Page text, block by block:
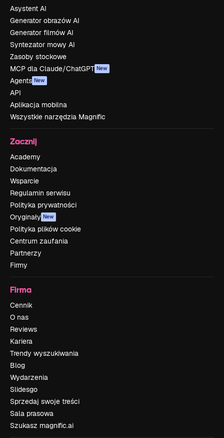
Asystent AI
Generator obrazów AI
Generator filmów AI
Syntezator mowy AI
Zasoby stockowe
MCP dla Claude/ChatGPT New
Agents New
API
Aplikacja mobilna
Wszystkie narzędzia Magnific
Zacznij
Academy
Dokumentacja
Wsparcie
Regulamin serwisu
Polityka prywatności
Oryginały New
Polityka plików cookie
Centrum zaufania
Partnerzy
Firmy
Firma
Cennik
O nas
Reviews
Kariera
Trendy wyszukiwania
Blog
Wydarzenia
Slidesgo
Sprzedaj swoje treści
Sala prasowa
Szukasz magnific.ai